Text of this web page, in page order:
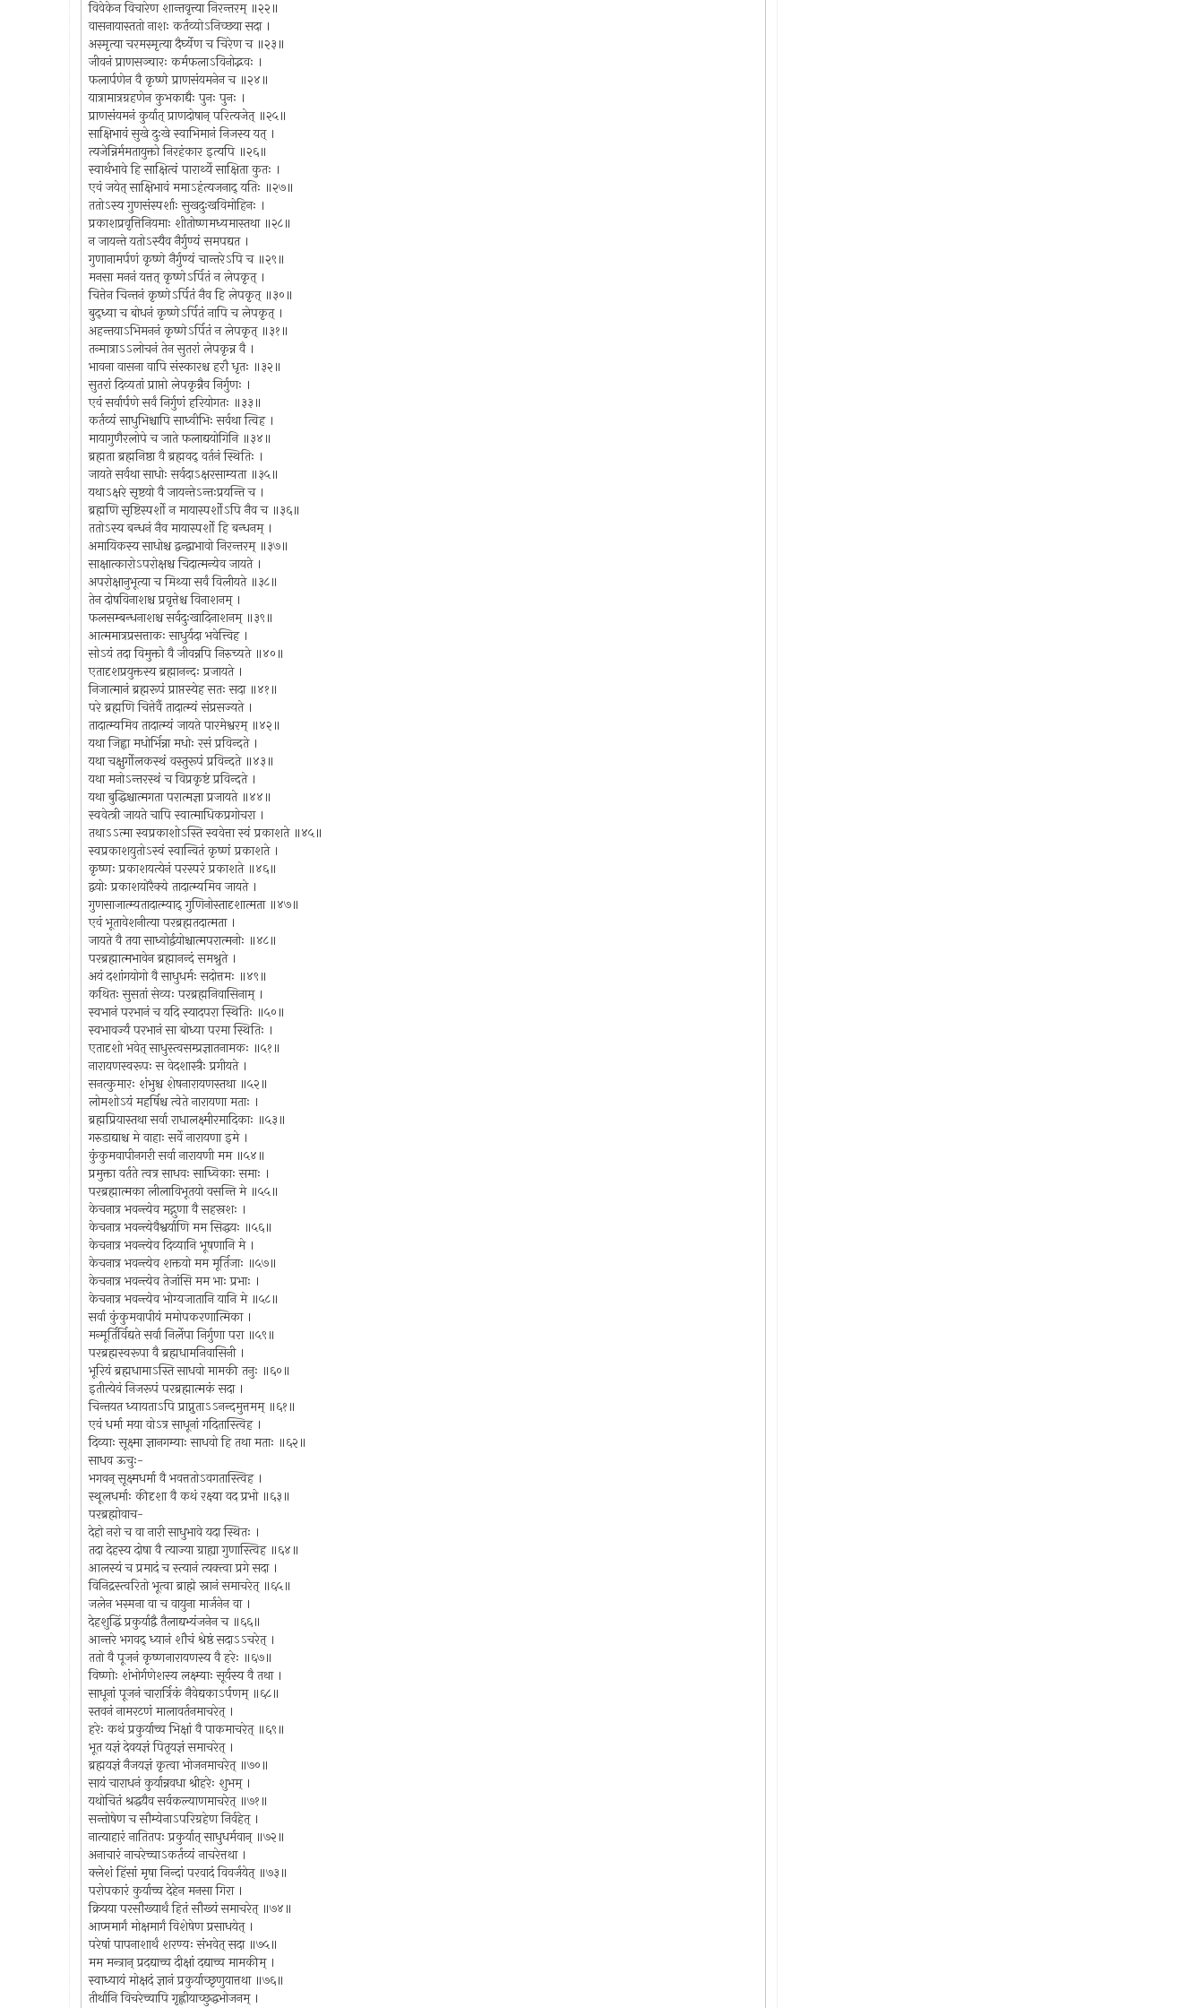
विवेकेन विचारेण शान्तवृत्त्या निरन्तरम् ॥२२॥
वासनायास्ततो नाशः कर्तव्योऽनिच्छया सदा ।
अस्मृत्या चरमस्मृत्या दैर्घ्येण च चिरेण च ॥२३॥
जीवनं प्राणसञ्चारः कर्मफलाऽविनोद्भवः ।
फलार्पणेन वै कृष्णे प्राणसंयमनेन च ॥२४॥
यात्रामात्रग्रहणेन कुभकाद्यैः पुनः पुनः ।
प्राणसंयमनं कुर्यात् प्राणदोषान् परित्यजेत् ॥२५॥
साक्षिभावं सुखे दुःखे स्वाभिमानं निजस्य यत् ।
त्यजेन्निर्ममतायुक्तो निरहंकार इत्यपि ॥२६॥
स्वार्थभावे हि साक्षित्वं पारार्थ्ये साक्षिता कुतः ।
एवं जयेत् साक्षिभावं ममाऽहंत्यजनाद् यतिः ॥२७॥
ततोऽस्य गुणसंस्पर्शाः सुखदुःखविमोहिनः ।
प्रकाशप्रवृत्तिनियमाः शीतोष्णमध्यमास्तथा ॥२८॥
न जायन्ते यतोऽस्यैव नैर्गुण्यं समपद्यत ।
गुणानामर्पणं कृष्णे नैर्गुण्यं चान्तरेऽपि च ॥२९॥
मनसा मननं यत्तत् कृष्णेऽर्पितं न लेपकृत् ।
चित्तेन चिन्तनं कृष्णेऽर्पितं नैव हि लेपकृत् ॥३०॥
बुद्ध्या च बोधनं कृष्णेऽर्पितं नापि च लेपकृत् ।
अहन्तयाऽभिमननं कृष्णेऽर्पितं न लेपकृत् ॥३१॥
तन्मात्राऽऽलोचनं तेन सुतरां लेपकृन्न वै ।
भावना वासना वापि संस्कारश्च हरौ धृतः ॥३२॥
सुतरां दिव्यतां प्राप्तो लेपकृन्नैव निर्गुणः ।
एवं सर्वार्पणे सर्वं निर्गुणं हरियोगतः ॥३३॥
कर्तव्यं साधुभिश्चापि साध्वीभिः सर्वथा त्विह ।
मायागुणैरलोपे च जाते फलाद्ययोगिनि ॥३४॥
ब्रह्मता ब्रह्मनिष्ठा वै ब्रह्मवद् वर्तनं स्थितिः ।
जायते सर्वथा साधोः सर्वदाऽक्षरसाम्यता ॥३५॥
यथाऽक्षरे सृष्टयो वै जायन्तेऽन्तःप्रयन्ति च ।
ब्रह्मणि सृष्टिस्पर्शो न मायास्पर्शोऽपि नैव च ॥३६॥
ततोऽस्य बन्धनं नैव मायास्पर्शो हि बन्धनम् ।
अमायिकस्य साधोश्च द्वन्द्वाभावो निरन्तरम् ॥३७॥
साक्षात्कारोऽपरोक्षश्च चिदात्मन्येव जायते ।
अपरोक्षानुभूत्या च मिथ्या सर्वं विलीयते ॥३८॥
तेन दोषविनाशश्च प्रवृत्तेश्च विनाशनम् ।
फलसम्बन्धनाशश्च सर्वदुःखादिनाशनम् ॥३९॥
आत्ममात्रप्रसत्ताकः साधुर्यदा भवेत्त्विह ।
सोऽयं तदा विमुक्तो वै जीवन्नपि निरुच्यते ॥४०॥
एतादृशप्रयुक्तस्य ब्रह्मानन्दः प्रजायते ।
निजात्मानं ब्रह्मरूपं प्राप्तस्येह सतः सदा ॥४१॥
परे ब्रह्मणि चित्तेर्वै तादात्म्यं संप्रसज्यते ।
तादात्म्यमिव तादात्म्यं जायते पारमेश्वरम् ॥४२॥
यथा जिह्वा मधोर्भिन्ना मधोः रसं प्रविन्दते ।
यथा चक्षुर्गोलकस्थं वस्तुरूपं प्रविन्दते ॥४३॥
यथा मनोऽन्तरस्थं च विप्रकृष्टं प्रविन्दते ।
यथा बुद्धिश्चात्मगता परात्मज्ञा प्रजायते ॥४४॥
स्ववेत्त्री जायते चापि स्वात्माधिकप्रगोचरा ।
तथाऽऽत्मा स्वप्रकाशोऽस्ति स्ववेत्ता स्वं प्रकाशते ॥४५॥
स्वप्रकाशयुतोऽस्वं स्वान्वितं कृष्णं प्रकाशते ।
कृष्णः प्रकाशयत्येनं परस्परं प्रकाशते ॥४६॥
द्वयोः प्रकाशयोरैक्ये तादात्म्यमिव जायते ।
गुणसाजात्म्यतादात्म्याद् गुणिनोस्तादृशात्मता ॥४७॥
एवं भूतावेशनीत्या परब्रह्मतदात्मता ।
जायते वै तया साध्वोर्द्वयोश्चात्मपरात्मनोः ॥४८॥
परब्रह्मात्मभावेन ब्रह्मानन्दं समश्नुते ।
अयं दशांगयोगो वै साधुधर्मः सदोत्तमः ॥४९॥
कथितः सुसतां सेव्यः परब्रह्मनिवासिनाम् ।
स्वभानं परभानं च यदि स्यादपरा स्थितिः ॥५०॥
स्वभावर्ज्यं परभानं सा बोध्या परमा स्थितिः ।
एतादृशो भवेत् साधुस्त्वसम्प्रज्ञातनामकः ॥५१॥
नारायणस्वरूपः स वेदशास्त्रैः प्रगीयते ।
सनत्कुमारः शंभुश्च शेषनारायणस्तथा ॥५२॥
लोमशोऽयं महर्षिश्च त्वेते नारायणा मताः ।
ब्रह्मप्रियास्तथा सर्वा राधालक्ष्मीरमादिकाः ॥५३॥
गरुडाद्याश्च मे वाहाः सर्वे नारायणा इमे ।
कुंकुमवापीनगरी सर्वा नारायणी मम ॥५४॥
प्रमुक्ता वर्तते त्वत्र साधवः साध्विकाः समाः ।
परब्रह्मात्मका लीलाविभूतयो वसन्ति मे ॥५५॥
केचनात्र भवन्त्येव मद्गुणा वै सहस्रशः ।
केचनात्र भवन्त्येवैश्वर्याणि मम सिद्धयः ॥५६॥
केचनात्र भवन्त्येव दिव्यानि भूषणानि मे ।
केचनात्र भवन्त्येव शक्तयो मम मूर्तिजाः ॥५७॥
केचनात्र भवन्त्येव तेजांसि मम भाः प्रभाः ।
केचनात्र भवन्त्येव भोग्यजातानि यानि मे ॥५८॥
सर्वा कुंकुमवापीयं ममोपकरणात्मिका ।
मन्मूर्तिर्विद्यते सर्वा निर्लेपा निर्गुणा परा ॥५९॥
परब्रह्मस्वरूपा वै ब्रह्मधामनिवासिनी ।
भूरियं ब्रह्मधामाऽस्ति साधवो मामकी तनुः ॥६०॥
इतीत्येवं निजरूपं परब्रह्मात्मकं सदा ।
चिन्तयत ध्यायताऽपि प्राप्नुताऽऽनन्दमुत्तमम् ॥६१॥
एवं धर्मा मया वोऽत्र साधूनां गदितास्त्विह ।
दिव्याः सूक्ष्मा ज्ञानगम्याः साधवो हि तथा मताः ॥६२॥
साधव ऊचुः-
भगवन् सूक्ष्मधर्मा वै भवत्ततोऽवगतास्त्विह ।
स्थूलधर्माः कीदृशा वै कथं रक्ष्या वद प्रभो ॥६३॥
परब्रह्मोवाच-
देहो नरो च वा नारी साधुभावे यदा स्थितः ।
तदा देहस्य दोषा वै त्याज्या ग्राह्या गुणास्त्विह ॥६४॥
आलस्यं च प्रमादं च स्त्यानं त्यक्त्वा प्रगे सदा ।
विनिद्रस्त्वरितो भूत्वा ब्राह्मे स्नानं समाचरेत् ॥६५॥
जलेन भस्मना वा च वायुना मार्जनेन वा ।
देहशुद्धिं प्रकुर्याद्वै तैलाद्यभ्यंजनेन च ॥६६॥
आन्तरे भगवद् ध्यानं शौचं श्रेष्ठं सदाऽऽचरेत् ।
ततो वै पूजनं कृष्णनारायणस्य वै हरेः ॥६७॥
विष्णोः शंभोर्गणेशस्य लक्ष्म्याः सूर्यस्य वै तथा ।
साधूनां पूजनं चारार्त्रिकं नैवेद्यकाऽर्पणम् ॥६८॥
स्तवनं नामरटणं मालावर्तनमाचरेत् ।
हरेः कथं प्रकुर्याच्च भिक्षां वै पाकमाचरेत् ॥६९॥
भूत यज्ञं देवयज्ञं पितृयज्ञं समाचरेत् ।
ब्रह्मयज्ञं नैजयज्ञं कृत्वा भोजनमाचरेत् ॥७०॥
सायं चाराधनं कुर्यान्नवधा श्रीहरेः शुभम् ।
यथोचितं श्रद्धयैव सर्वकल्याणमाचरेत् ॥७१॥
सन्तोषेण च सौम्येनाऽपरिग्रहेण निर्वहेत् ।
नात्याहारं नातितपः प्रकुर्यात् साधुधर्मवान् ॥७२॥
अनाचारं नाचरेच्चाऽकर्तव्यं नाचरेत्तथा ।
क्लेशं हिंसां मृषा निन्दां परवादं विवर्जयेत् ॥७३॥
परोपकारं कुर्याच्च देहेन मनसा गिरा ।
क्रियया परसौख्यार्थं हितं सौख्यं समाचरेत् ॥७४॥
आप्ममार्गं मोक्षमार्गं विशेषेण प्रसाधयेत् ।
परेषां पापनाशार्थं शरण्यः संभवेत् सदा ॥७५॥
मम मन्त्रान् प्रदद्याच्च दीक्षां दद्याच्च मामकीम् ।
स्वाध्यायं मोक्षदं ज्ञानं प्रकुर्याच्छृणुयात्तथा ॥७६॥
तीर्थानि विचरेच्चापि गृह्णीयाच्छुद्धभोजनम् ।